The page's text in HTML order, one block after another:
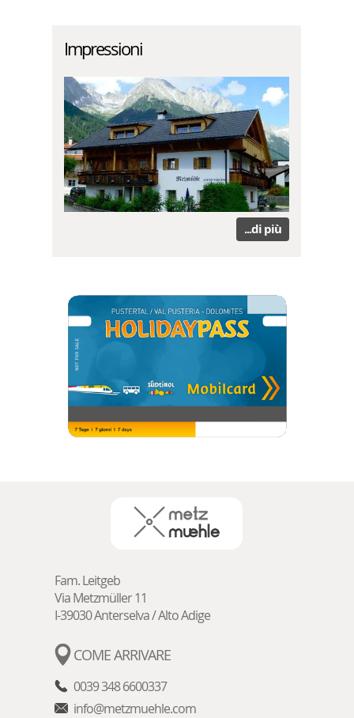
Impressioni
...di più
Fam. Leitgeb
Via Metzmüller 11
I-39030Anterselva / Alto Adige
COME ARRIVARE
0039 348 6600337
info@metzmuehle.com